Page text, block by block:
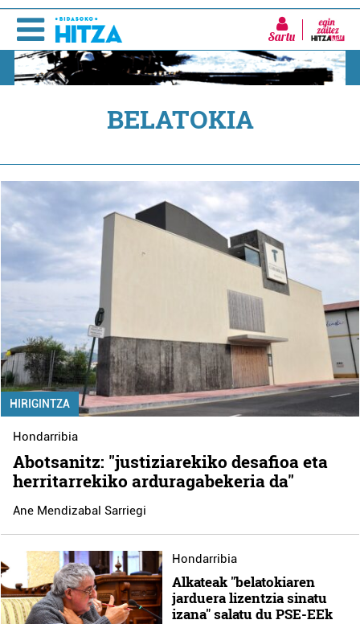
Sartu
BELATOKIA
HIRIGINTZA
Hondarribia
Abotsanitz: "justiziarekiko desafioa eta
herritarrekiko arduragabekeria da"
Ane Mendizabal Sarriegi
Hondarribia
Alkateak "belatokiaren
jarduera lizentzia sinatu
izana" salatu du PSE-EEk